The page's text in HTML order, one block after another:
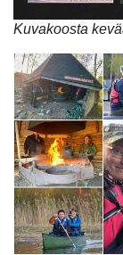
Kuvakoosta